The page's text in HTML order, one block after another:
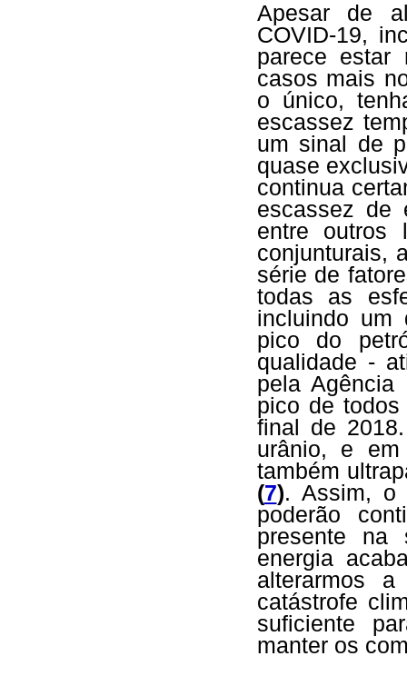
Apesar de
COVID-19,
parece estar
casos mais
o único,
escassez
um sinal de
quase
continua
escassez de
entre outros
conjunturais,
série de
todas as
incluindo um
pico do
qualidade -
pela
pico de
final de
urânio, e
também
(7). Assim, o
poderão
presente
energia
alterarmos
catástrofe
suficiente
manter os